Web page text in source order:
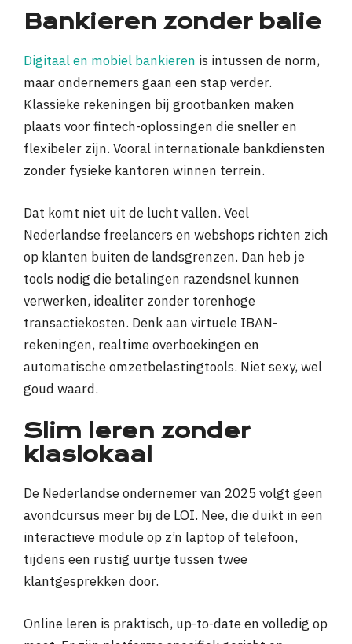
Bankieren zonder balie
Digitaal en mobiel bankieren is intussen de norm,
maar ondernemers gaan een stap verder.
Klassieke rekeningen bij grootbanken maken
plaats voor fintech-oplossingen die sneller en
flexibeler zijn. Vooral internationale bankdiensten
zonder fysieke kantoren winnen terrein.
Dat komt niet uit de lucht vallen. Veel
Nederlandse freelancers en webshops richten zich
op klanten buiten de landsgrenzen. Dan heb je
tools nodig die betalingen razendsnel kunnen
verwerken, idealiter zonder torenhoge
transactiekosten. Denk aan virtuele IBAN-
rekeningen, realtime overboekingen en
automatische omzetbelastingtools. Niet sexy, wel
goud waard.
Slim leren zonder
klaslokaal
De Nederlandse ondernemer van 2025 volgt geen
avondcursus meer bij de LOI. Nee, die duikt in een
interactieve module op z’n laptop of telefoon,
tijdens een rustig uurtje tussen twee
klantgesprekken door.
Online leren is praktisch, up-to-date en volledig op